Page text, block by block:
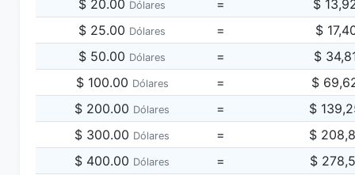
$ 20.00 Dólares = $
$ 25.00 Dólares = $
$ 50.00 Dólares = $
$ 100.00 Dólares = $
$ 200.00 Dólares = $
$ 300.00 Dólares = $
$ 400.00 Dólares = $